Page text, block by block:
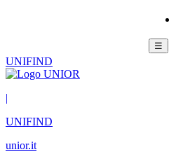
☰
UNIFIND
|
UNIFIND
unior.it